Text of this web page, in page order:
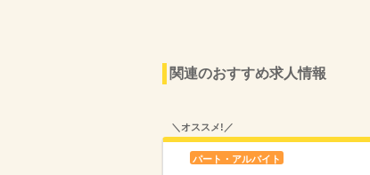
関連のおすすめ求人情報
＼オススメ!／
パート・アルバイト